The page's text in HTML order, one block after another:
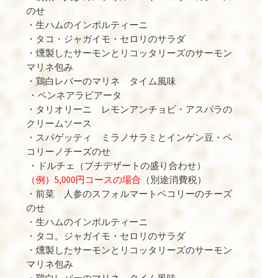
のせ
・生ハムのインボルティーニ
・タコ・ジャガイモ・セロリのサラダ
・燻製したサーモンとリコッタリーズのサーモン
マリネ包み
・鶏白レバーのマリネ タイム風味
・ペンネアラビアータ
・タリオリーニ レモンアンチョビ・アスパラの
クリームソース
・スパゲッティ ミラノサラミとインゲン豆・ペ
コリーノチーズのせ
・ドルチェ（プチデザートの盛り合わせ）
（例）5,000円コースの場合 （別途消費税）
・前菜 人参のスフォルマートペコリーのチーズ
のせ
・生ハムのインボルティーニ
・タコ。ジャガイモ・セロリのサラダ
・燻製したサーモンとリコッタリーズのサーモン
マリネ包み